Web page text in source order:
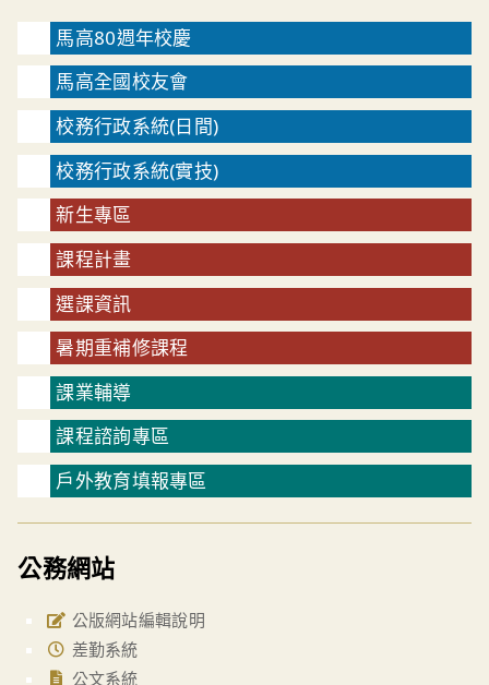
馬高80週年校慶
馬高全國校友會
校務行政系統(日間)
校務行政系統(實技)
新生專區
課程計畫
選課資訊
暑期重補修課程
課業輔導
課程諮詢專區
戶外教育填報專區
公務網站
公版網站編輯說明
差勤系統
公文系統